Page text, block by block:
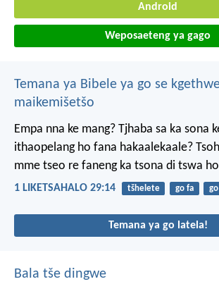
Android
Weposaeteng ya gago
Temana ya Bibele ya go se
maikemišetšo
Empa nna ke mang? Tjhaba sa ka sona
ithaopelang ho fana hakaalekaale?
mme tseo re faneng ka tsona di tswa
1 LIKETSAHALO 29:14 tšhelete go fa
Temana ya go latela!
Bala tše dingwe